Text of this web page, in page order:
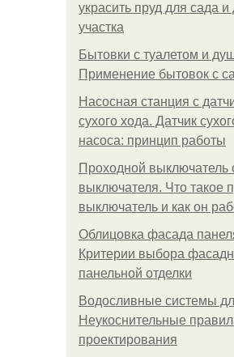
украсить пруд для сада и
участка
Бытовки с туалетом и
Применение бытовок с
Насосная станция с
сухого хода. Датчик
насоса: принцип работы
Проходной выключатель
выключателя. Что такое
выключатель и как он
Облицовка фасада
Критерии выбора
панельной отделки
Водосливные системы
Неукоснительные
проектирования